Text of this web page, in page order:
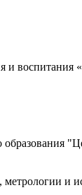
воспитания
метрологии и